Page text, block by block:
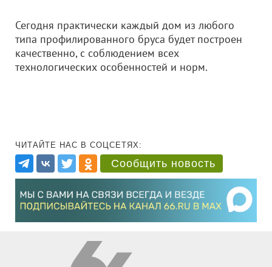
Сегодня практически каждый дом из любого
типа профилированного бруса будет построен
качественно, с соблюдением всех
технологических особенностей и норм.
ЧИТАЙТЕ НАС В СОЦСЕТЯХ:
Сообщить новость